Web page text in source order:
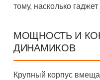
тому, насколько
МОЩНОСТЬ И
ДИНАМИКОВ
Крупный корпус